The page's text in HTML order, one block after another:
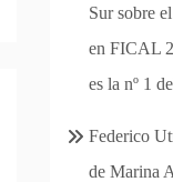
Sur sobre
en FICAL
es la nº 1
Federico
de Marina